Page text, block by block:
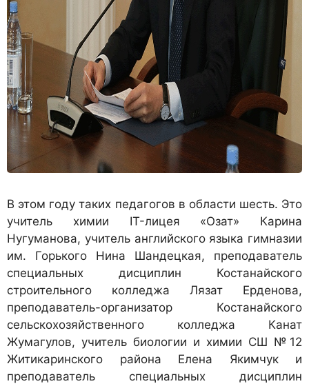
В этом году таких педагогов в области шесть. Это
учитель химии IT-лицея «Озат» Карина
Нугуманова, учитель английского языка гимназии
им. Горького Нина Шандецкая, преподаватель
специальных дисциплин Костанайского
строительного колледжа Лязат Ерденова,
преподаватель-организатор Костанайского
сельскохозяйственного колледжа Канат
Жумагулов, учитель биологии и химии СШ №12
Житикаринского района Елена Якимчук и
преподаватель специальных дисциплин